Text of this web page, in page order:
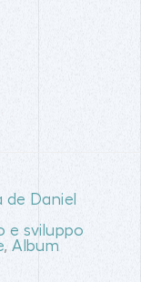
de Daniel
e sviluppo
,Album